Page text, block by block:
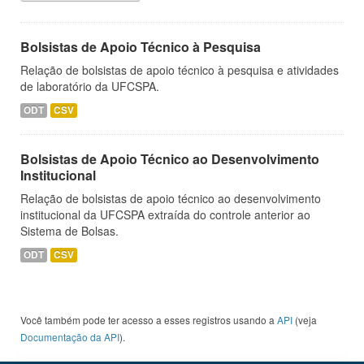
Bolsistas de Apoio Técnico à Pesquisa
Relação de bolsistas de apoio técnico à pesquisa e atividades
de laboratório da UFCSPA.
ODT CSV
Bolsistas de Apoio Técnico ao Desenvolvimento
Institucional
Relação de bolsistas de apoio técnico ao desenvolvimento
institucional da UFCSPA extraída do controle anterior ao
Sistema de Bolsas.
ODT CSV
Você também pode ter acesso a esses registros usando a API (veja
Documentação da API).